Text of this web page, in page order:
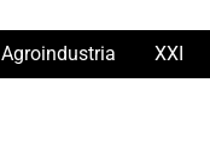
Agroindustria XXI